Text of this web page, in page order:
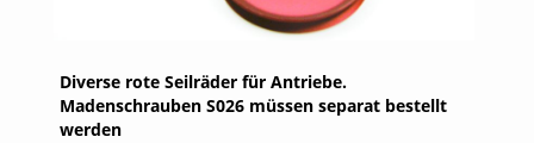
Diverse rote Seilräder für Antriebe.
Madenschrauben S026 müssen separat bestellt
werden